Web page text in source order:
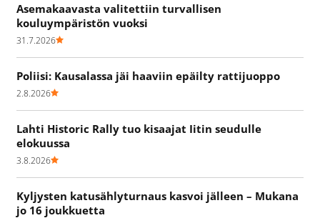
Asemakaavasta valitettiin turvallisen
kouluympäristön vuoksi
31.7.2026
Poliisi: Kausalassa jäi haaviin epäilty rattijuoppo
2.8.2026
Lahti Historic Rally tuo kisaajat Iitin seudulle
elokuussa
3.8.2026
Kyljysten katusählyturnaus kasvoi jälleen – Mukana
jo 16 joukkuetta